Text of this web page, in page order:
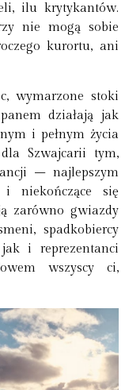
ilu krytykantów.
nie mogą sobie
kurortu, ani
wymarzone stoki
działają jak
i pełnym życia
Szwajcarii tym,
– najlepszym
i niekończące się
zarówno gwiazdy
spadkobiercy
i reprezentanci
wszyscy ci,